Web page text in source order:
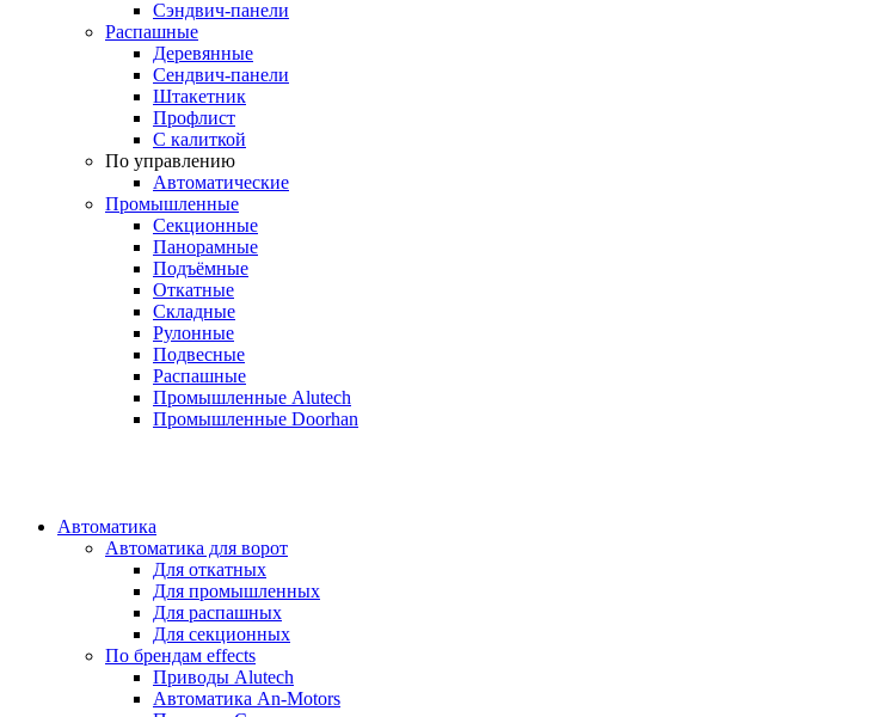
Сэндвич-панели
Распашные
Деревянные
Сендвич-панели
Штакетник
Профлист
С калиткой
По управлению
Автоматические
Промышленные
Секционные
Панорамные
Подъёмные
Откатные
Складные
Рулонные
Подвесные
Распашные
Промышленные Alutech
Промышленные Doorhan
Автоматика
Автоматика для ворот
Для откатных
Для промышленных
Для распашных
Для секционных
По брендам effects
Приводы Alutech
Автоматика An-Motors